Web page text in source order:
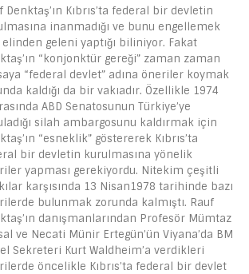
Denktaş’ın Kıbrıs’ta federal bir devletin
inanmadığı ve bunu engellemek
geleni yaptığı biliniyor. Fakat
“konjonktür gereği” zaman zaman
“federal devlet” adına öneriler koymak
kaldığı da bir vakıadır. Özellikle 1974
ABD Senatosunun Türkiye’ye
silah ambargosunu kaldırmak için
“esneklik” göstererek Kıbrıs’ta
bir devletin kurulmasına yönelik
yapması gerekiyordu. Nitekim çeşitli
karşısında 13 Nisan1978 tarihinde bazı
bulunmak zorunda kalmıştı. Rauf
danışmanlarından Profesör Mümtaz
ve Necati Münir Ertegün’ün Viyana’da BM
Sekreteri Kurt Waldheim’a verdikleri
öncelikle Kıbrıs’ta federal bir devlet